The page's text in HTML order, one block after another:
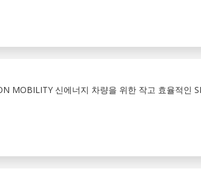
MOBILITY 신에너지 차량을 위한 작고 효율적인